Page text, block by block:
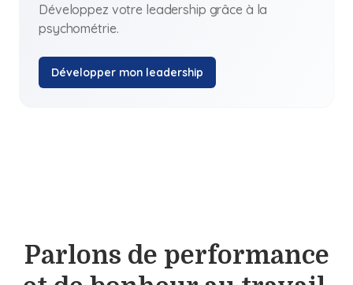
Développez votre leadership grâce à la
psychométrie.
Développer mon leadership
Parlons de performance